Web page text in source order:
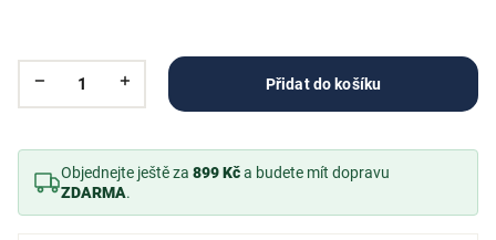
Přidat do košíku
Objednejte ještě za 899 Kča budete mít dopravu
ZDARMA.